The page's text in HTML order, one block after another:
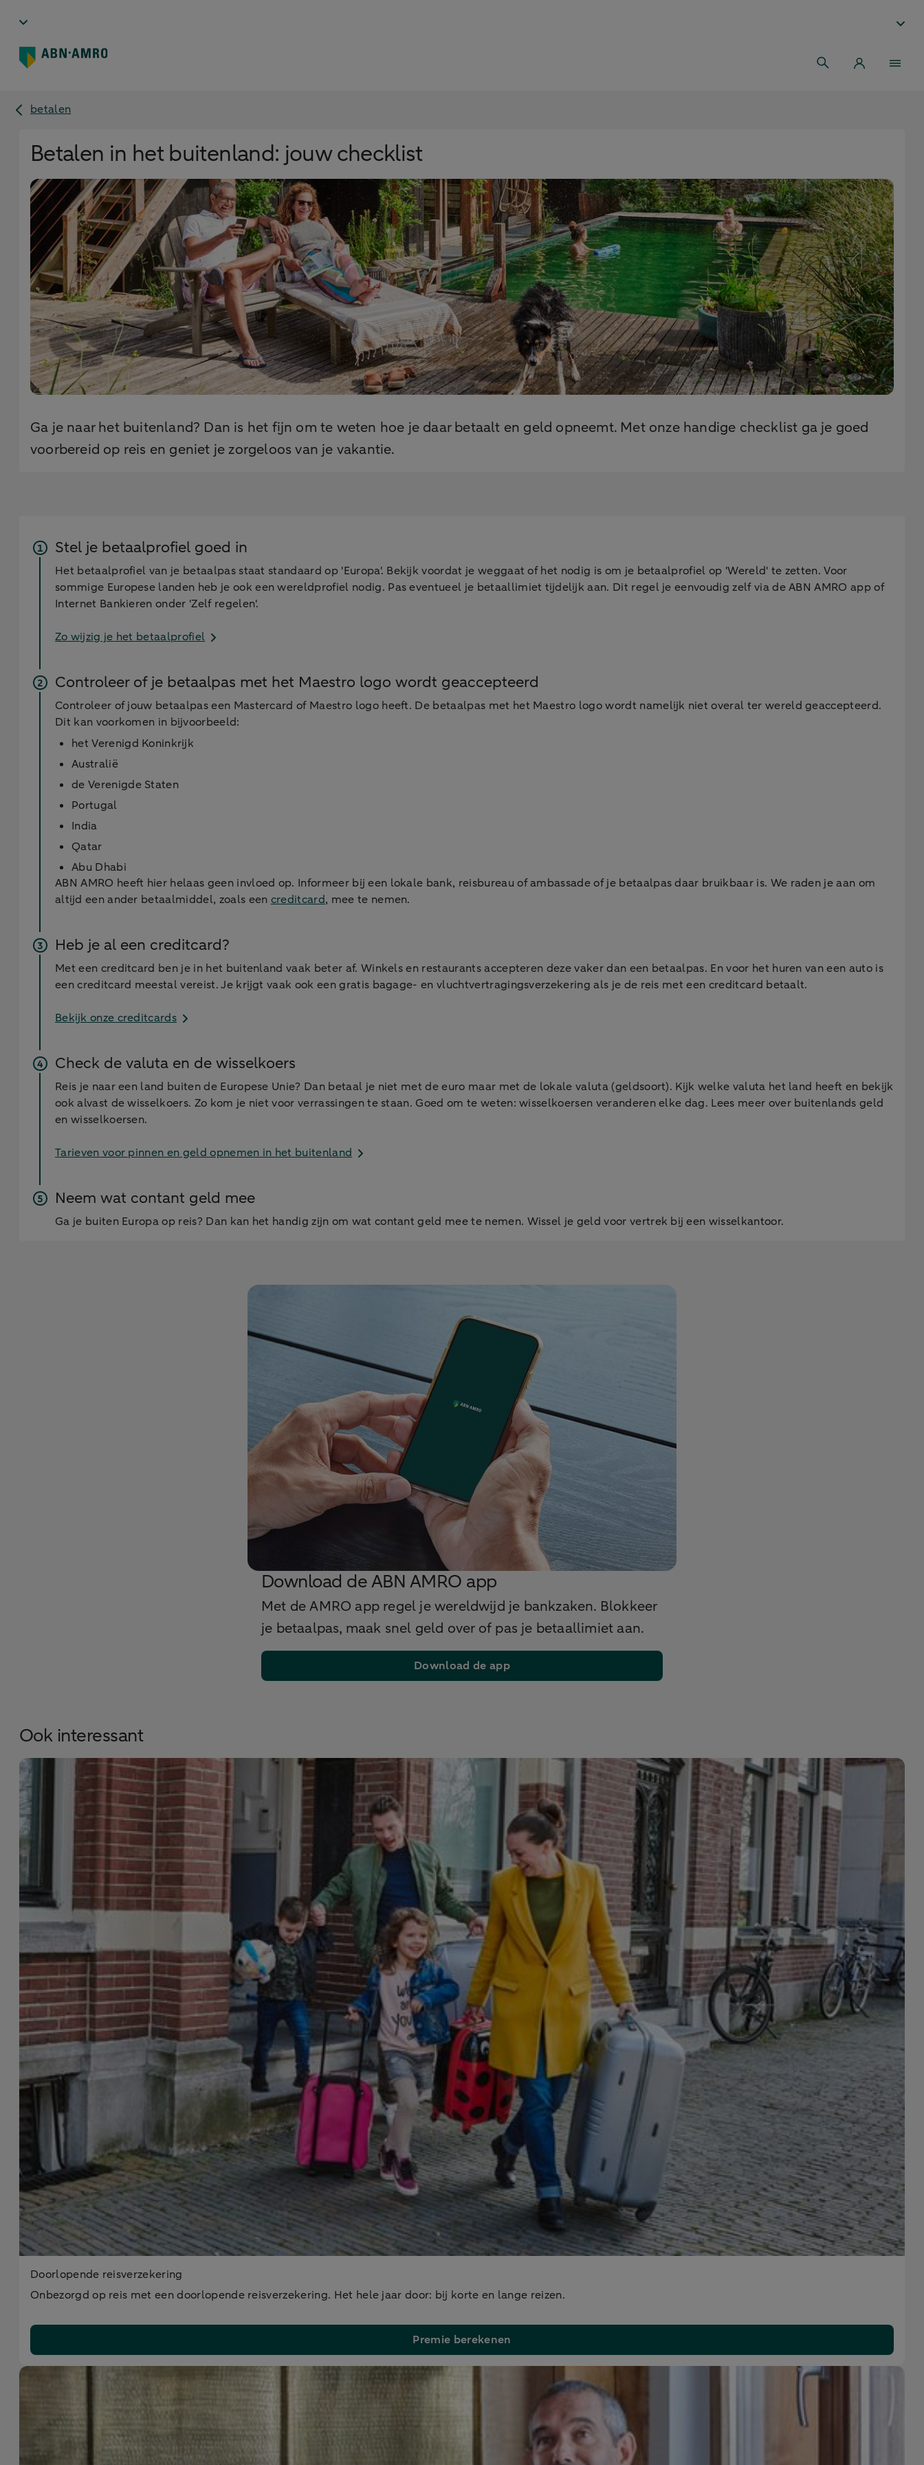
betalen
Betalen in het buitenland: jouw checklist
Ga je naar het buitenland? Dan is het fijn om te weten hoe je daar betaalt en geld opneemt. Met onze handige checklist ga je goed
voorbereid op reis en geniet je zorgeloos van je vakantie.
Stel je betaalprofiel goed in
Het betaalprofiel van je betaalpas staat standaard op 'Europa'. Bekijk voordat je weggaat of het nodig is om je betaalprofiel op 'Wereld' te zetten. Voor
sommige Europese landen heb je ook een wereldprofiel nodig. Pas eventueel je betaallimiet tijdelijk aan. Dit regel je eenvoudig zelf via de ABN AMRO app of
Internet Bankieren onder 'Zelf regelen'.
Zo wijzig je het betaalprofiel
Controleer of je betaalpas met het Maestro logo wordt geaccepteerd
Controleer of jouw betaalpas een Mastercard of Maestro logo heeft. De betaalpas met het Maestro logo wordt namelijk niet overal ter wereld geaccepteerd.
Dit kan voorkomen in bijvoorbeeld:
het Verenigd Koninkrijk
Australië
de Verenigde Staten
Portugal
India
Qatar
Abu Dhabi
ABN AMRO heeft hier helaas geen invloed op. Informeer bij een lokale bank, reisbureau of ambassade of je betaalpas daar bruikbaar is. We raden je aan om
altijd een ander betaalmiddel, zoals een creditcard, mee te nemen.
Heb je al een creditcard?
Met een creditcard ben je in het buitenland vaak beter af. Winkels en restaurants accepteren deze vaker dan een betaalpas. En voor het huren van een auto is
een creditcard meestal vereist. Je krijgt vaak ook een gratis bagage- en vluchtvertragingsverzekering als je de reis met een creditcard betaalt.
Bekijk onze creditcards
Check de valuta en de wisselkoers
Reis je naar een land buiten de Europese Unie? Dan betaal je niet met de euro maar met de lokale valuta (geldsoort). Kijk welke valuta het land heeft en bekijk
ook alvast de wisselkoers. Zo kom je niet voor verrassingen te staan. Goed om te weten: wisselkoersen veranderen elke dag. Lees meer over buitenlands geld
en wisselkoersen.
Tarieven voor pinnen en geld opnemen in het buitenland
Neem wat contant geld mee
Ga je buiten Europa op reis? Dan kan het handig zijn om wat contant geld mee te nemen. Wissel je geld voor vertrek bij een wisselkantoor.
Download de ABN AMRO app
Met de AMRO app regel je wereldwijd je bankzaken. Blokkeer
je betaalpas, maak snel geld over of pas je betaallimiet aan.
Download de app
Ook interessant
Doorlopende reisverzekering
Onbezorgd op reis met een doorlopende reisverzekering. Het hele jaar door: bij korte en lange reizen.
Premie berekenen